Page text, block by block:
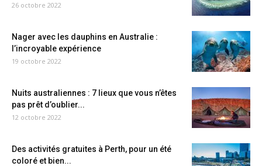
26 octobre 2022
Nager avec les dauphins en Australie :
l’incroyable expérience
19 octobre 2022
Nuits australiennes : 7 lieux que vous n’êtes
pas prêt d’oublier...
12 octobre 2022
Des activités gratuites à Perth, pour un été
coloré et bien...